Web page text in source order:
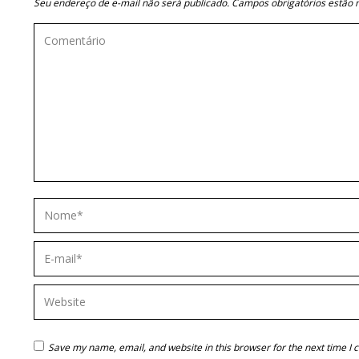
Seu endereço de e-mail não será publicado. Campos obrigatórios estão
Comentário
Nome *
E-mail *
Website
Save my name, email, and website in this browser for the next time I